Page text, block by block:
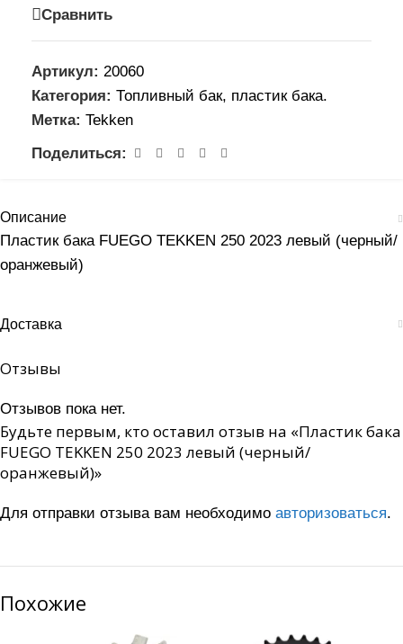
Сравнить
Артикул: 20060
Категория: Топливный бак, пластик бака.
Метка: Tekken
Поделиться:
Описание
Пластик бака FUEGO TEKKEN 250 2023 левый (черный/
оранжевый)
Доставка
Отзывы
Отзывов пока нет.
Будьте первым, кто оставил отзыв на «Пластик бака
FUEGO TEKKEN 250 2023 левый (черный/
оранжевый)»
Для отправки отзыва вам необходимо авторизоваться.
Похожие